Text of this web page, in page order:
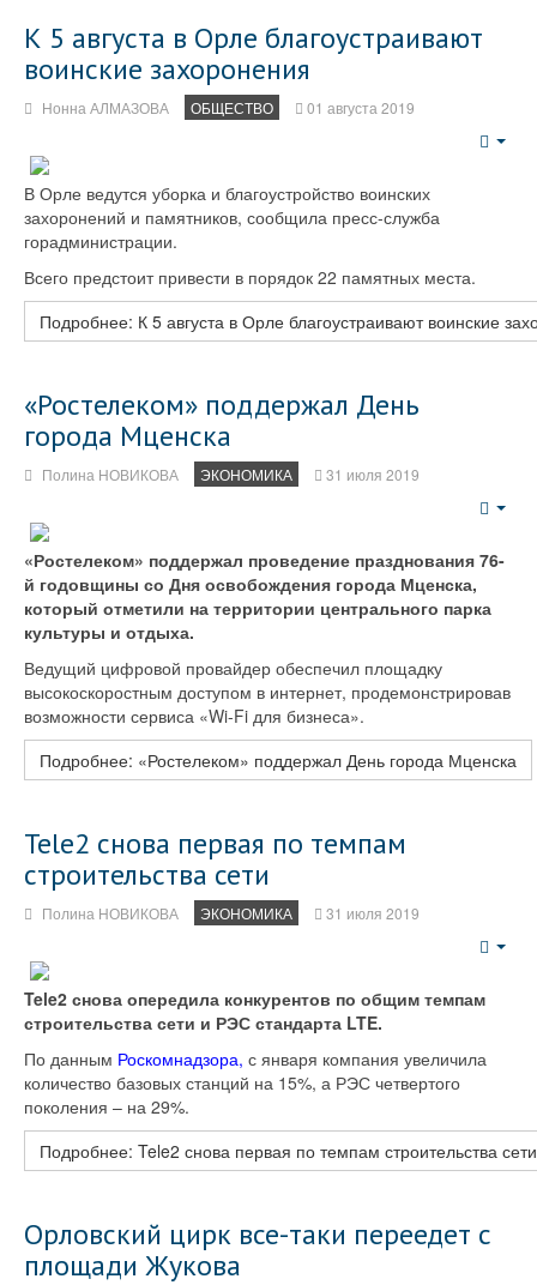
К 5 августа в Орле благоустраивают
воинские захоронения
Нонна АЛМАЗОВА ОБЩЕСТВО 01 августа 2019
В Орле ведутся уборка и благоустройство воинских
захоронений и памятников, сообщила пресс-служба
горадминистрации.
Всего предстоит привести в порядок 22 памятных места.
Подробнее: К 5 августа в Орле благоустраивают воинские
«Ростелеком» поддержал День
города Мценска
Полина НОВИКОВА ЭКОНОМИКА 31 июля 2019
«Ростелеком» поддержал проведение празднования 76-
й годовщины со Дня освобождения города Мценска,
который отметили на территории центрального парка
культуры и отдыха.
Ведущий цифровой провайдер обеспечил площадку
высокоскоростным доступом в интернет, продемонстрировав
возможности сервиса «Wi-Fi для бизнеса».
Подробнее: «Ростелеком» поддержал День города Мценска
Tele2 снова первая по темпам
строительства сети
Полина НОВИКОВА ЭКОНОМИКА 31 июля 2019
Tele2 снова опередила конкурентов по общим темпам
строительства сети и РЭС стандарта LTE.
По данным Роскомнадзора, с января компания увеличила
количество базовых станций на 15%, а РЭС четвертого
поколения – на 29%.
Подробнее: Tele2 снова первая по темпам строительства сети
Орловский цирк все-таки переедет с
площади Жукова